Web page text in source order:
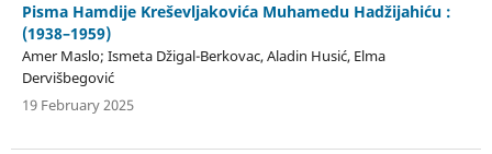
Pisma Hamdije Kreševljakovića Muhamedu Hadžijahiću :
(1938–1959)
Amer Maslo; Ismeta Džigal-Berkovac, Aladin Husić, Elma
Dervišbegović
19 February 2025